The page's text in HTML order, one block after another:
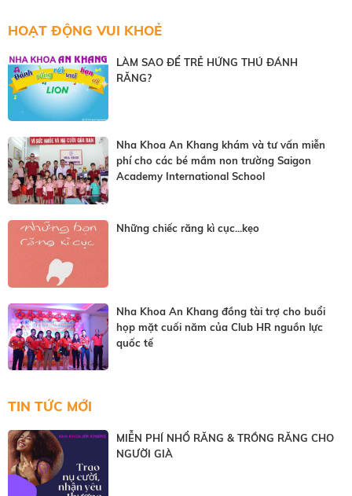
HOẠT ĐỘNG VUI KHOẺ
LÀM SAO ĐỂ TRẺ HỨNG THÚ ĐÁNH
RĂNG?
Nha Khoa An Khang khám và tư vấn miễn
phí cho các bé mầm non trường Saigon
Academy International School
Những chiếc răng kì cục...kẹo
Nha Khoa An Khang đồng tài trợ cho buổi
họp mặt cuối năm của Club HR nguồn lực
quốc tế
TIN TỨC MỚI
MIỄN PHÍ NHỔ RĂNG & TRỒNG RĂNG CHO
NGƯỜI GIÀ